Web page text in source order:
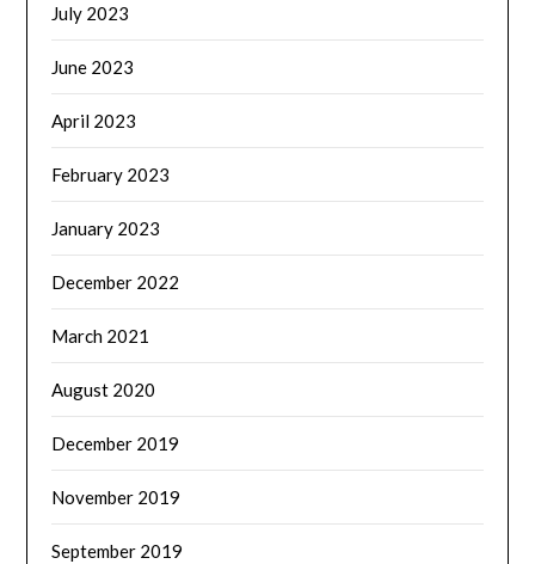
July 2023
June 2023
April 2023
February 2023
January 2023
December 2022
March 2021
August 2020
December 2019
November 2019
September 2019